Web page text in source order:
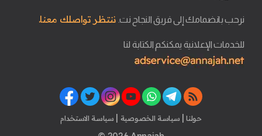
نرحب بانضمامك إلى فريق النجاح نت. ننتظر تواصلك معنا.
للخدمات الإعلانية يمكنكم الكتابة لنا
حولنا | سياسة الخصوصية | سياسة الاستخدام